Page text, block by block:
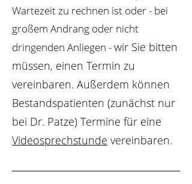
Wartezeit zu rechnen ist oder - bei
großem Andrang oder nicht
dringenden Anliegen -wir Sie bitten
müssen, einen Termin zu
vereinbaren. Außerdem können
Bestandspatienten (zunächst nur
bei Dr. Patze) Termine für eine
Videosprechstunde vereinbaren.